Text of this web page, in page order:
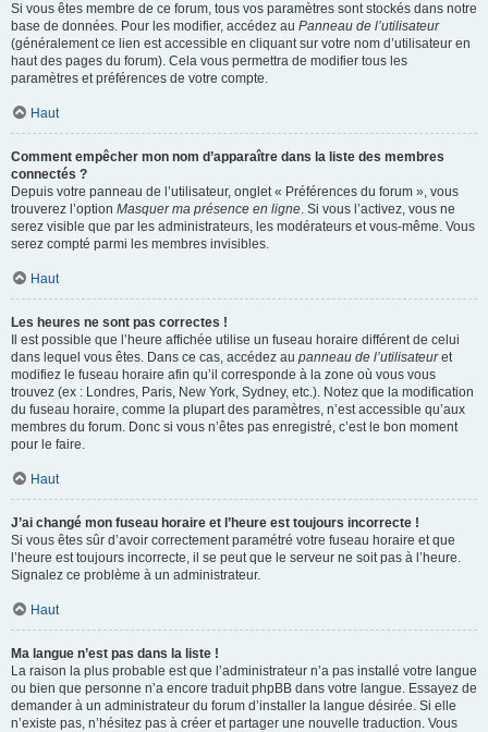
Si vous êtes membre de ce forum, tous vos paramètres sont stockés dans notre
base de données. Pour les modifier, accédez au Panneau de l’utilisateur
(généralement ce lien est accessible en cliquant sur votre nom d’utilisateur en
haut des pages du forum). Cela vous permettra de modifier tous les
paramètres et préférences de votre compte.
Haut
Comment empêcher mon nom d’apparaître dans la liste des membres
connectés ?
Depuis votre panneau de l’utilisateur, onglet « Préférences du forum », vous
trouverez l’option Masquer ma présence en ligne. Si vous l’activez, vous ne
serez visible que par les administrateurs, les modérateurs et vous-même. Vous
serez compté parmi les membres invisibles.
Haut
Les heures ne sont pas correctes !
Il est possible que l’heure affichée utilise un fuseau horaire différent de celui
dans lequel vous êtes. Dans ce cas, accédez au panneau de l’utilisateuret
modifiez le fuseau horaire afin qu’il corresponde à la zone où vous vous
trouvez (ex : Londres, Paris, New York, Sydney, etc.). Notez que la modification
du fuseau horaire, comme la plupart des paramètres, n’est accessible qu’aux
membres du forum. Donc si vous n’êtes pas enregistré, c’est le bon moment
pour le faire.
Haut
J’ai changé mon fuseau horaire et l’heure est toujours incorrecte !
Si vous êtes sûr d’avoir correctement paramétré votre fuseau horaire et que
l’heure est toujours incorrecte, il se peut que le serveur ne soit pas à l’heure.
Signalez ce problème à un administrateur.
Haut
Ma langue n’est pas dans la liste !
La raison la plus probable est que l’administrateur n’a pas installé votre langue
ou bien que personne n’a encore traduit phpBB dans votre langue. Essayez de
demander à un administrateur du forum d’installer la langue désirée. Si elle
n’existe pas, n’hésitez pas à créer et partager une nouvelle traduction. Vous